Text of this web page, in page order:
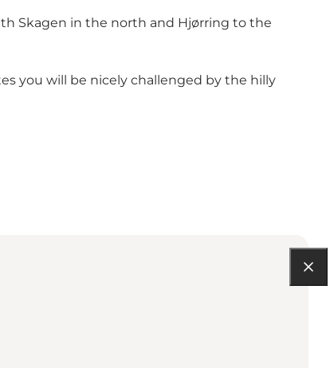
Skagen in the north and Hjørring to the
you will be nicely challenged by the hilly